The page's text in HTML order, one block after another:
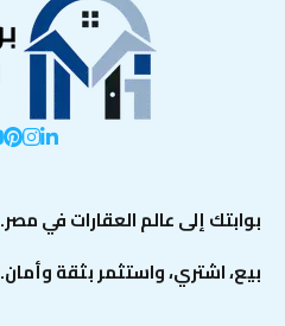
بوابتك إلى عالم العقارات في مصر.
بيع، اشتري، واستثمر بثقة وأمان.